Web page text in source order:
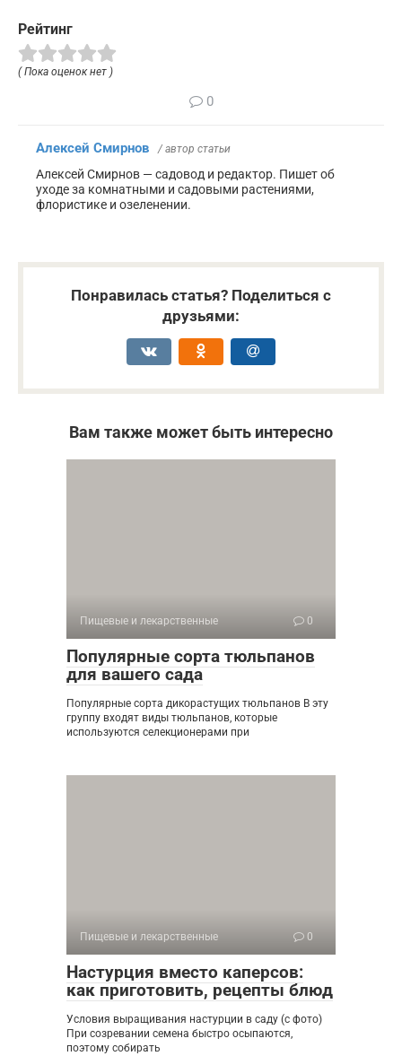
Рейтинг
( Пока оценок нет )
0
Алексей Смирнов / автор статьи
Алексей Смирнов — садовод и редактор. Пишет об
уходе за комнатными и садовыми растениями,
флористике и озеленении.
Понравилась статья? Поделиться с
друзьями:
Вам также может быть интересно
Пищевые и лекарственные 0
Популярные сорта тюльпанов
для вашего сада
Популярные сорта дикорастущих тюльпанов В эту
группу входят виды тюльпанов, которые
используются селекционерами при
Пищевые и лекарственные 0
Настурция вместо каперсов:
как приготовить, рецепты блюд
Условия выращивания настурции в саду (с фото)
При созревании семена быстро осыпаются,
поэтому собирать